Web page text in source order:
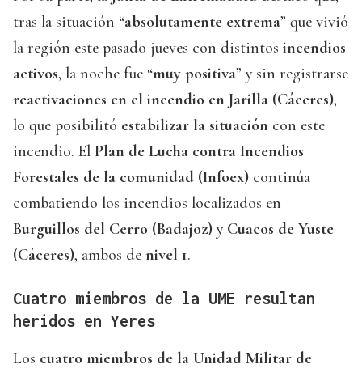
tras la situación “absolutamente extrema” que vivió
la región este pasado jueves con distintos incendios
activos, la noche fue “muy positiva” y sin registrarse
reactivaciones en el incendio en Jarilla (Cáceres),
lo que posibilitó estabilizar la situación con este
incendio. El Plan de Lucha contra Incendios
Forestales de la comunidad (Infoex) continúa
combatiendo los incendios localizados en
Burguillos del Cerro (Badajoz) y Cuacos de Yuste
(Cáceres), ambos de nivel 1.
Cuatro miembros de la UME resultan
heridos en Yeres
Los cuatro miembros de la Unidad Militar de